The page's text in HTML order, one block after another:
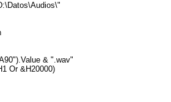
& ".wav"
Or &H20000)